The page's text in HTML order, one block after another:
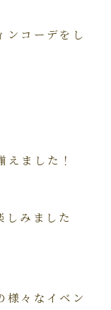
ンコーデをし
ました！
しみました
様々なイベン